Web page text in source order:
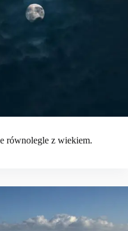
równolegle z wiekiem.